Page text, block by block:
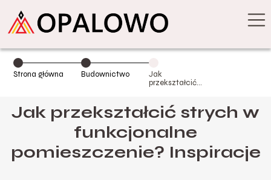
Strona główna Budownictwo
Jak
przekształcić
pomieszczenie?
Inspiracje
Jak przekształcić strych w
funkcjonalne
pomieszczenie? Inspiracje